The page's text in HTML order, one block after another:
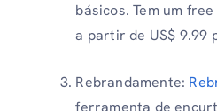
básicos. Tem um
a partir de US$ 9.99
Rebrandamente:
ferramenta de